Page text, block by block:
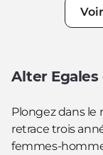
Alter Egales
Plongez dans le
retrace trois
femmes-